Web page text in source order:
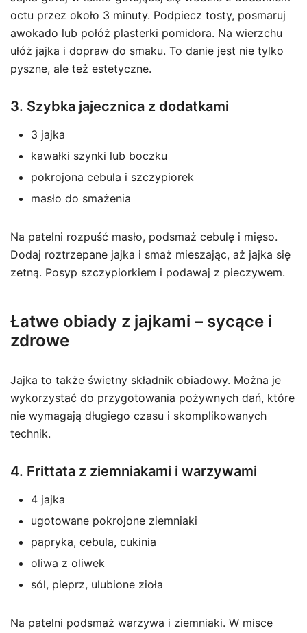
octu przez około 3 minuty. Podpiecz tosty, posmaruj
awokado lub połóż plasterki pomidora. Na wierzchu
ułóż jajka i dopraw do smaku. To danie jest nie tylko
pyszne, ale też estetyczne.
3. Szybka jajecznica z dodatkami
3 jajka
kawałki szynki lub boczku
pokrojona cebula i szczypiorek
masło do smażenia
Na patelni rozpuść masło, podsmaż cebulę i mięso.
Dodaj roztrzepane jajka i smaż mieszając, aż jajka się
zetną. Posyp szczypiorkiem i podawaj z pieczywem.
Łatwe obiady z jajkami – sycące i
zdrowe
Jajka to także świetny składnik obiadowy. Można je
wykorzystać do przygotowania pożywnych dań, które
nie wymagają długiego czasu i skomplikowanych
technik.
4. Frittata z ziemniakami i warzywami
4 jajka
ugotowane pokrojone ziemniaki
papryka, cebula, cukinia
oliwa z oliwek
sól, pieprz, ulubione zioła
Na patelni podsmaż warzywa i ziemniaki. W misce